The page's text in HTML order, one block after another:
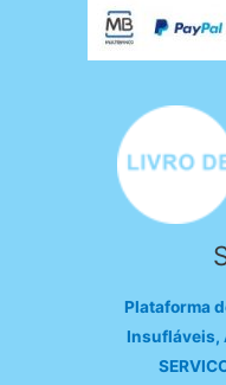
Plataforma
Insufláveis,